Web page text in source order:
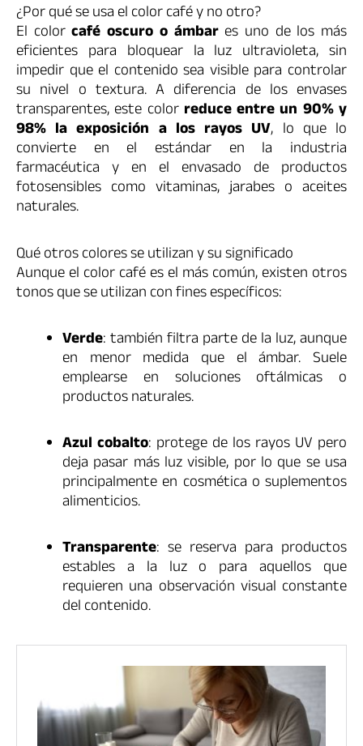
¿Por qué se usa el color café y no otro?
El colorcafé oscuro o ámbares uno de los más
eficientes para bloquear la luz ultravioleta, sin
impedir que el contenido sea visible para controlar
su nivel o textura. A diferencia de los envases
transparentes, este color reduce entre un 90% y
98% la exposición a los rayos UV, lo que lo
convierte en el estándar en la industria
farmacéutica y en el envasado de productos
fotosensibles como vitaminas, jarabes o aceites
naturales.
Qué otros colores se utilizan y su significado
Aunque el color café es el más común, existen otros
tonos que se utilizan con fines específicos:
Verde: también filtra parte de la luz, aunque
en menor medida que el ámbar. Suele
emplearse en soluciones oftálmicas o
productos naturales.
Azul cobalto: protege de los rayos UV pero
deja pasar más luz visible, por lo que se usa
principalmente en cosmética o suplementos
alimenticios.
Transparente: se reserva para productos
estables a la luz o para aquellos que
requieren una observación visual constante
del contenido.